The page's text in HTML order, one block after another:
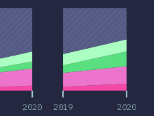
2020 2019 2020